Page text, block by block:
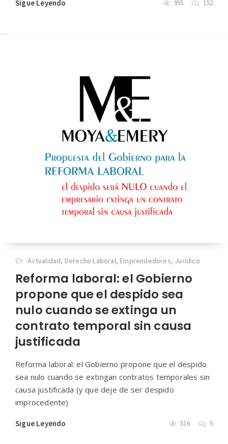
Sigue Leyendo 955 152
Actualidad, Derecho Laboral, Emprendedores, Jurídico
Reforma laboral: el Gobierno
propone que el despido sea
nulo cuando se extinga un
contrato temporal sin causa
justificada
Reforma laboral: el Gobierno propone que el despido
sea nulo cuando se extingan contratos temporales sin
causa justificada (y que deje de ser despido
improcedente)
Sigue Leyendo 516 5